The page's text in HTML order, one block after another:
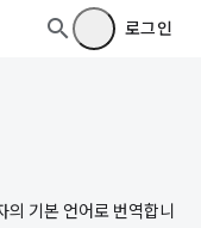
로그인
기본 언어로 번역합니